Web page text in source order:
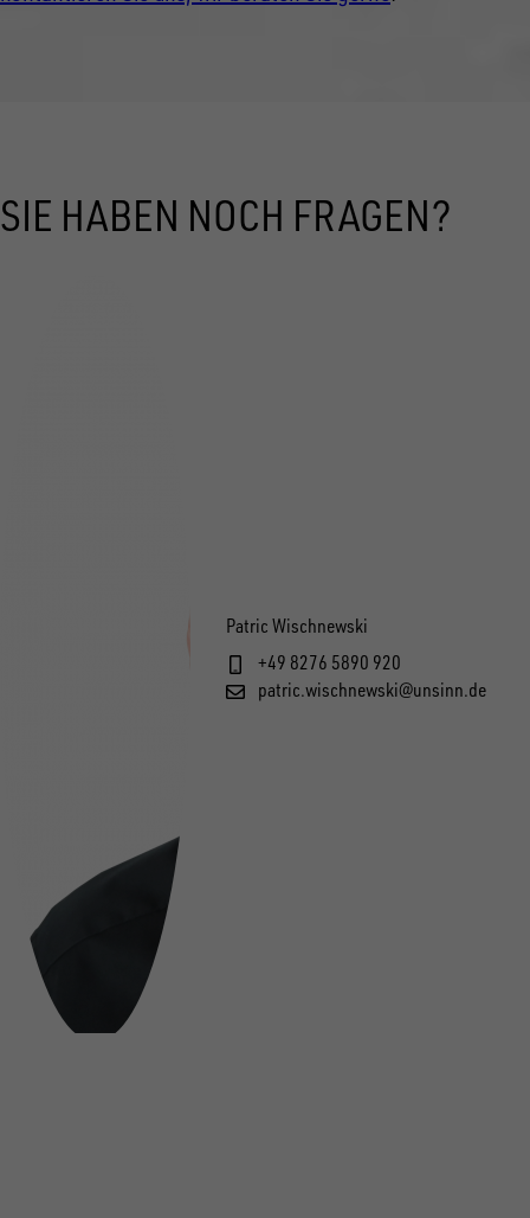
SIE HABEN NOCH FRAGEN?
Patric Wischnewski
+49 8276 5890 920
patric.wischnewski@unsinn.de